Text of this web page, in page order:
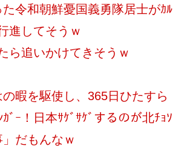
た令和朝鮮憂国義勇隊居士がｶﾙ
進してそうｗ
ら追いかけてきそうｗ
暇を駆使し、365日ひたすら
ｶﾞｰ！日本ｻｹﾞｻｹﾞするのが北ﾁｮｿ
だもんなｗ